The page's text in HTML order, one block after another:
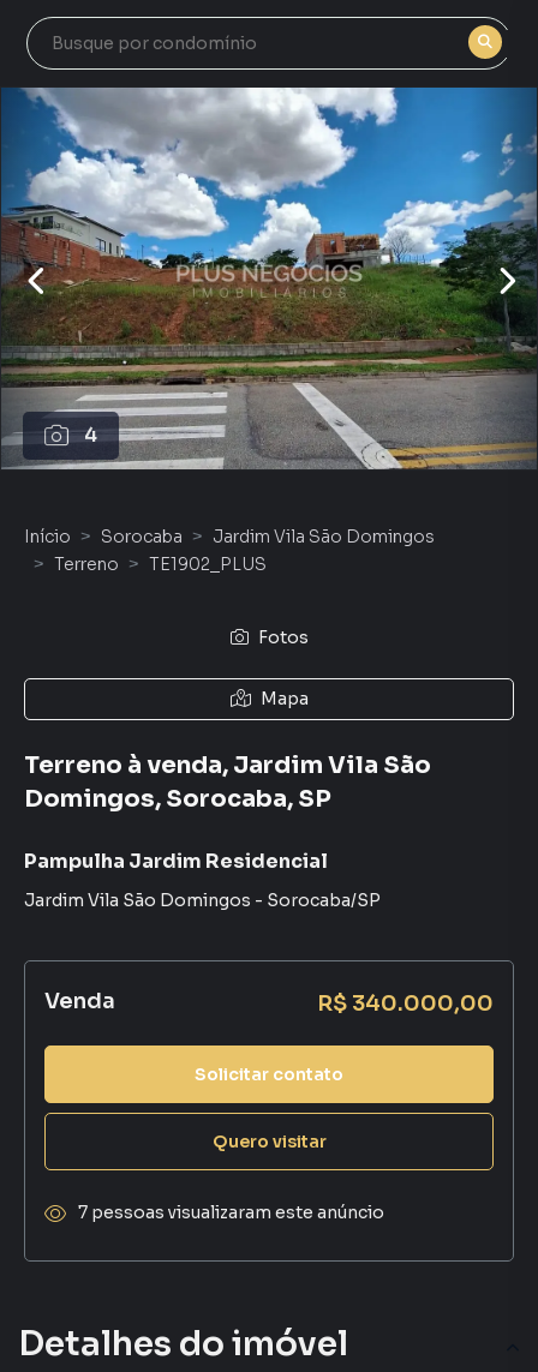
4
Detalhes do imóvel
Início Sorocaba
Jardim Vila São Domingos
Terreno
TE1902_PLUS
Fotos
Mapa
Terreno à venda, Jardim Vila São
Domingos, Sorocaba, SP
Pampulha Jardim Residencial
Jardim Vila São Domingos - Sorocaba/SP
Venda R$ 340.000,00
Solicitar contato
Quero visitar
7 pessoas visualizaram este anúncio